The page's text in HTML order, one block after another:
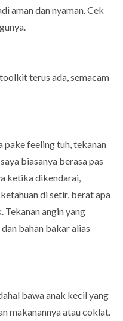
aman dan nyaman. Cek
terus ada, semacam
pake feeling tuh, tekanan
biasanya berasa pas
ketika dikendarai,
di setir, berat apa
angin yang
bahan bakar alias
bawa anak kecil yang
makanannya atau coklat.